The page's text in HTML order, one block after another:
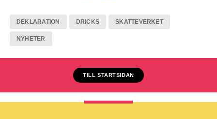
DEKLARATION DRICKS SKATTEVERKET
NYHETER
TILL STARTSIDAN